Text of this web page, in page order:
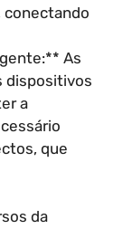
conectando
As
dispositivos
a
que
da